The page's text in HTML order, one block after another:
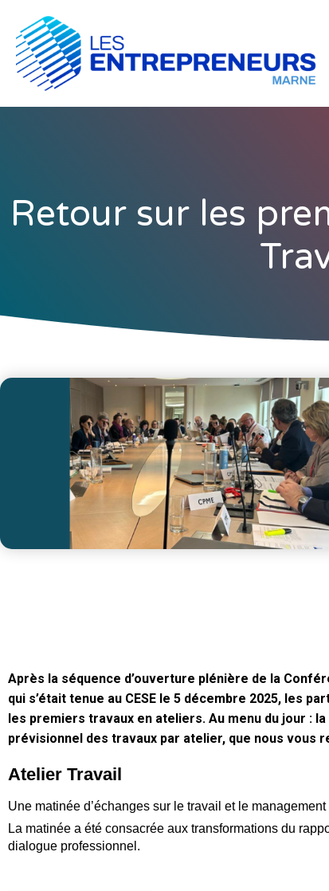
Retour sur les
Après la séquence d’ouverture plénière de la
qui s’était tenue au CESE le 5 décembre 2025, les
les premiers travaux en ateliers. Au menu du jour :
prévisionnel des travaux par atelier, que nous vous
Atelier Travail
Une matinée d’échanges sur le travail et le management
La matinée a été consacrée aux transformations du
dialogue professionnel.